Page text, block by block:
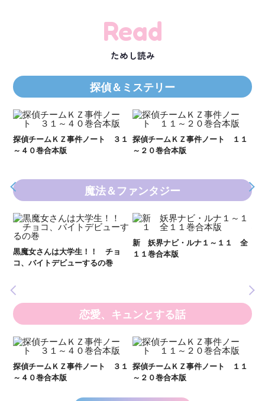
Read
ためし読み
探偵＆ミステリー
探偵チームＫＺ事件ノート ３１
～４０巻合本版
探偵チームＫＺ事件ノート １１
～２０巻合本版
魔法＆ファンタジー
黒魔女さんは大学生！！ チョ
コ、バイトデビューするの巻
新 妖界ナビ・ルナ１～１１ 全
１１巻合本版
恋愛、キュンとする話
探偵チームＫＺ事件ノート ３１
～４０巻合本版
探偵チームＫＺ事件ノート １１
～２０巻合本版